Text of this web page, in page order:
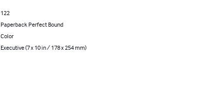
122
Paperback Perfect Bound
Color
Executive (7 x 10 in / 178 x 254 mm)